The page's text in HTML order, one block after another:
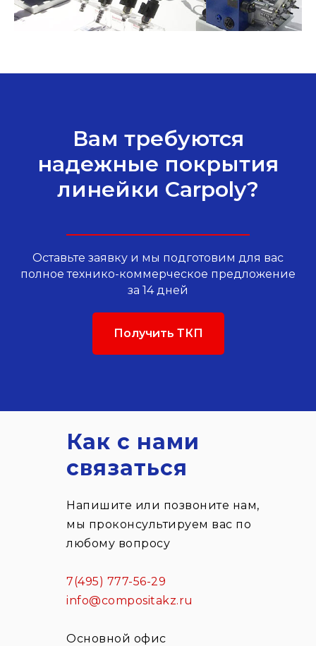
Вам требуются
надежные покрытия
линейки Carpoly?
Оставьте заявку и мы подготовим для вас
полное технико-коммерческое предложение
за 14 дней
Получить ТКП
Как с нами
связаться
Напишите или позвоните нам,
мы проконсультируем вас по
любому вопросу
7(495) 777-56-29
info@compositakz.ru
Основной офис